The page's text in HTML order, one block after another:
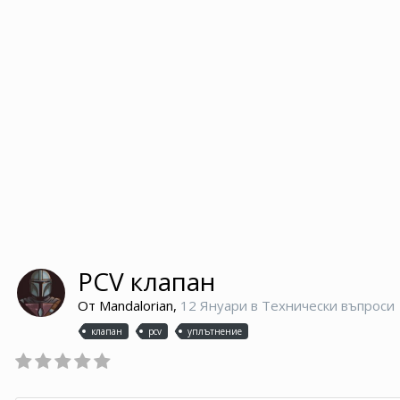
PCV клапан
От Mandalorian, 12 Януари в Технически въпроси
клапан pcv уплътнение